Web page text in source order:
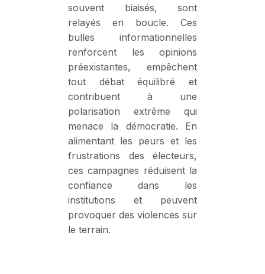
souvent biaisés, sont
relayés en boucle. Ces
bulles informationnelles
renforcent les opinions
préexistantes, empêchent
tout débat équilibré et
contribuent à une
polarisation extrême qui
menace la démocratie. En
alimentant les peurs et les
frustrations des électeurs,
ces campagnes réduisent la
confiance dans les
institutions et peuvent
provoquer des violences sur
le terrain.